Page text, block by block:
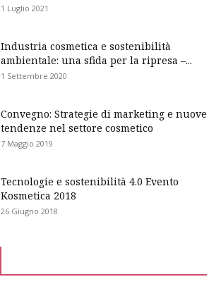
1 Luglio 2021
Industria cosmetica e sostenibilità
ambientale: una sfida per la ripresa –...
1 Settembre 2020
Convegno: Strategie di marketing e nuove
tendenze nel settore cosmetico
7 Maggio 2019
Tecnologie e sostenibilità 4.0 Evento
Kosmetica 2018
26 Giugno 2018